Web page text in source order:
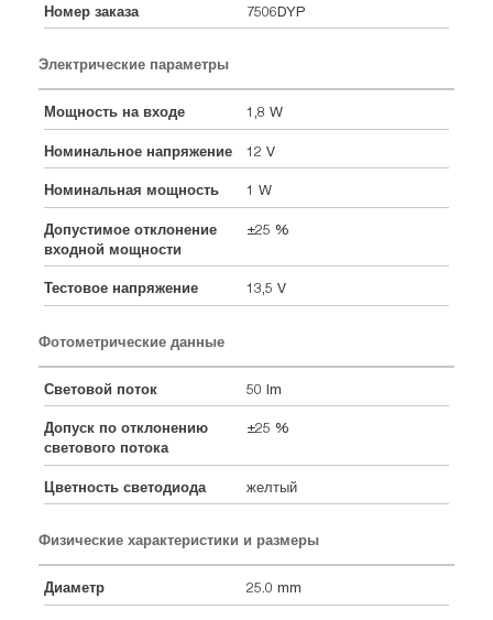
Номер заказа 7506DYP
Электрические параметры
Мощность на входе 1,8 W
Номинальное напряжение 12 V
Номинальная мощность 1 W
Допустимое отклонение
входной мощности
±25 %
Тестовое напряжение 13,5 V
Фотометрические данные
Световой поток 50 lm
Допуск по отклонению
светового потока
±25 %
Цветность светодиода желтый
Физические характеристики и размеры
Диаметр 25.0 mm